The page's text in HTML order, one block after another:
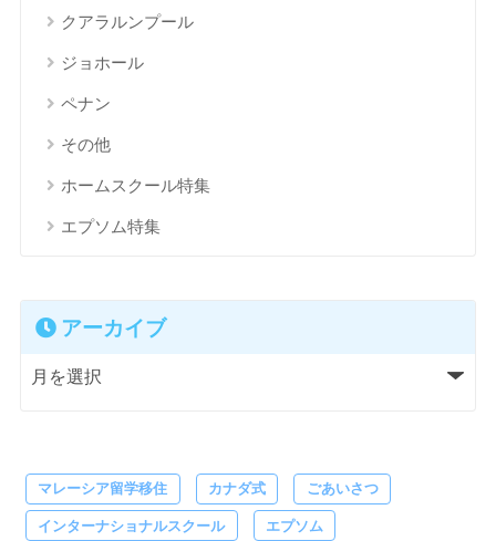
クアラルンプール
ジョホール
ペナン
その他
ホームスクール特集
エプソム特集
アーカイブ
マレーシア留学移住 カナダ式 ごあいさつ
インターナショナルスクール エプソム